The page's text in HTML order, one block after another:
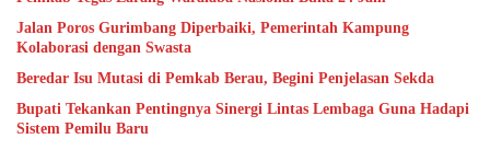
Jalan Poros Gurimbang Diperbaiki, Pemerintah Kampung
Kolaborasi dengan Swasta
Beredar Isu Mutasi di Pemkab Berau, Begini Penjelasan Sekda
Bupati Tekankan Pentingnya Sinergi Lintas Lembaga Guna Hadapi
Sistem Pemilu Baru